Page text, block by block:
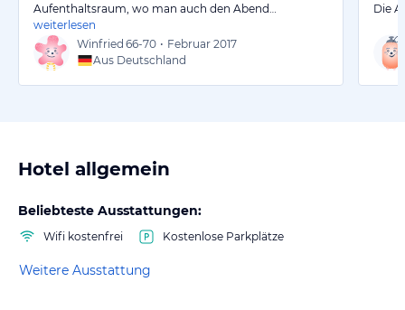
Aufenthaltsraum, wo man auch den Abend…
weiterlesen
Winfried 66-70 • Februar 2017
Aus Deutschland
Die
Hotel allgemein
Beliebteste Ausstattungen:
Wifi kostenfrei Kostenlose Parkplätze
Weitere Ausstattung